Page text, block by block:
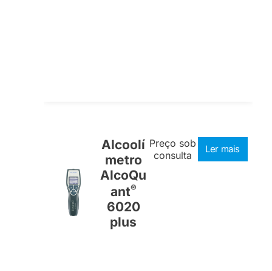
Alcoolí
metro
AlcoQu
ant®
6020
plus
Preço sob
consulta
Ler mais